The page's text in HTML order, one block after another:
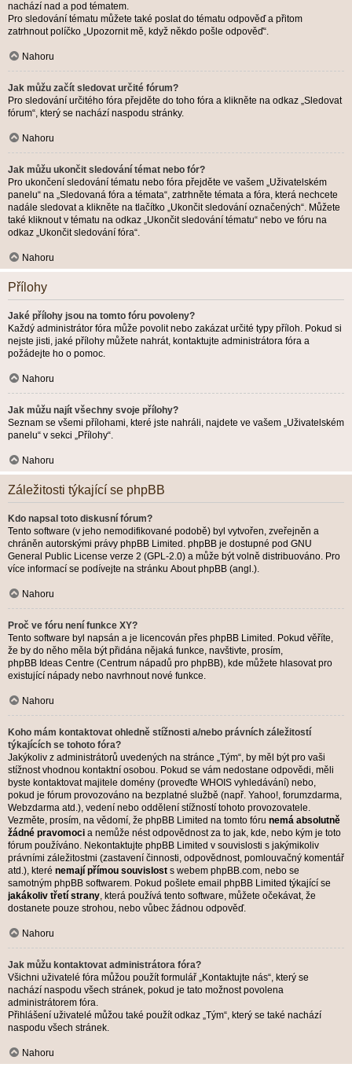
nachází nad a pod tématem.
Pro sledování tématu můžete také poslat do tématu odpověď a přitom
zatrhnout políčko „Upozornit mě, když někdo pošle odpověď“.
Nahoru
Jak můžu začít sledovat určité fórum?
Pro sledování určitého fóra přejděte do toho fóra a klikněte na odkaz „Sledovat
fórum“, který se nachází naspodu stránky.
Nahoru
Jak můžu ukončit sledování témat nebo fór?
Pro ukončení sledování tématu nebo fóra přejděte ve vašem „Uživatelském
panelu“ na „Sledovaná fóra a témata“, zatrhněte témata a fóra, která nechcete
nadále sledovat a klikněte na tlačítko „Ukončit sledování označených“. Můžete
také kliknout v tématu na odkaz „Ukončit sledování tématu“ nebo ve fóru na
odkaz „Ukončit sledování fóra“.
Nahoru
Přílohy
Jaké přílohy jsou na tomto fóru povoleny?
Každý administrátor fóra může povolit nebo zakázat určité typy příloh. Pokud si
nejste jisti, jaké přílohy můžete nahrát, kontaktujte administrátora fóra a
požádejte ho o pomoc.
Nahoru
Jak můžu najít všechny svoje přílohy?
Seznam se všemi přílohami, které jste nahráli, najdete ve vašem „Uživatelském
panelu“ v sekci „Přílohy“.
Nahoru
Záležitosti týkající se phpBB
Kdo napsal toto diskusní fórum?
Tento software (v jeho nemodifikované podobě) byl vytvořen, zveřejněn a
chráněn autorskými právy phpBB Limited . phpBB je dostupné pod GNU
General Public License verze 2 (GPL-2.0) a může být volně distribuováno. Pro
více informací se podívejte na stránku About phpBB (angl.).
Nahoru
Proč ve fóru není funkce XY?
Tento software byl napsán a je licencován přes phpBB Limited. Pokud věříte,
že by do něho měla být přidána nějaká funkce, navštivte, prosím,
phpBB Ideas Centre (Centrum nápadů pro phpBB), kde můžete hlasovat pro
existující nápady nebo navrhnout nové funkce.
Nahoru
Koho mám kontaktovat ohledně stížnosti a/nebo právních záležitostí
týkajících se tohoto fóra?
Jakýkoliv z administrátorů uvedených na stránce „Tým“, by měl být pro vaši
stížnost vhodnou kontaktní osobou. Pokud se vám nedostane odpovědi, měli
byste kontaktovat majitele domény (proveďte WHOIS vyhledávání) nebo,
pokud je fórum provozováno na bezplatné službě (např. Yahoo!, forumzdarma,
Webzdarma atd.), vedení nebo oddělení stížností tohoto provozovatele.
Vezměte, prosím, na vědomí, že phpBB Limited na tomto fóru nemá absolutně
žádné pravomoci a nemůže nést odpovědnost za to jak, kde, nebo kým je toto
fórum používáno. Nekontaktujte phpBB Limited v souvislosti s jakýmikoliv
právními záležitostmi (zastavení činnosti, odpovědnost, pomlouvačný komentář
atd.), které nemají přímou souvislost s webem phpBB.com, nebo se
samotným phpBB softwarem. Pokud pošlete email phpBB Limited týkající se
jakákoliv třetí strany, která používá tento software, můžete očekávat, že
dostanete pouze strohou, nebo vůbec žádnou odpověď.
Nahoru
Jak můžu kontaktovat administrátora fóra?
Všichni uživatelé fóra můžou použít formulář „Kontaktujte nás“, který se
nachází naspodu všech stránek, pokud je tato možnost povolena
administrátorem fóra.
Přihlášení uživatelé můžou také použít odkaz „Tým“, který se také nachází
naspodu všech stránek.
Nahoru